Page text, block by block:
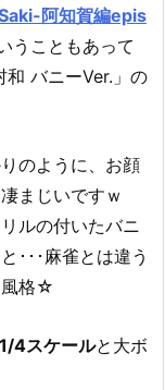
阿知賀編epis
うこともあって
バニーVer.」の
のように、お顔
まじいですｗ
ルの付いたバニ
･･･麻雀とは違う
風格☆
1/4スケールと大ボ